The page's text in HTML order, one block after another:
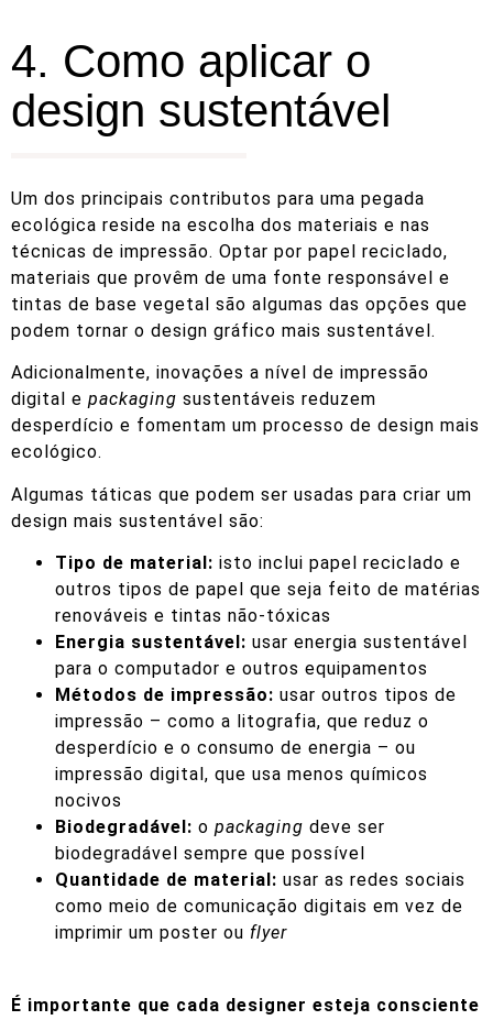
4. Como aplicar o
design sustentável
Um dos principais contributos para uma pegada
ecológica reside na escolha dos materiais e nas
técnicas de impressão. Optar por papel reciclado,
materiais que provêm de uma fonte responsável e
tintas de base vegetal são algumas das opções que
podem tornar o design gráfico mais sustentável.
Adicionalmente, inovações a nível de impressão
digital e packaging sustentáveis reduzem
desperdício e fomentam um processo de design mais
ecológico.
Algumas táticas que podem ser usadas para criar um
design mais sustentável são:
Tipo de material: isto inclui papel reciclado e
outros tipos de papel que seja feito de matérias
renováveis e tintas não-tóxicas
Energia sustentável: usar energia sustentável
para o computador e outros equipamentos
Métodos de impressão: usar outros tipos de
impressão – como a litografia, que reduz o
desperdício e o consumo de energia – ou
impressão digital, que usa menos químicos
nocivos
Biodegradável: o packaging deve ser
biodegradável sempre que possível
Quantidade de material: usar as redes sociais
como meio de comunicação digitais em vez de
imprimir um poster ou flyer
É importante que cada designer esteja consciente